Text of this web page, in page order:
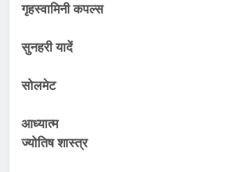
गृहस्वामिनी कपल्स
सुनहरी यादें
सोलमेट
आध्यात्म
ज्योतिष शास्त्र